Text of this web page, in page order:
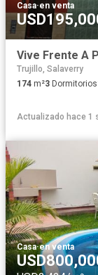
Casa·en venta
Trujillo, Salaverry
174 m²3 Dormitorios
Actualizado hace 1
Casa·en venta